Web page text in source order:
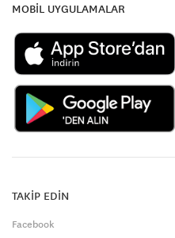
MOBİL UYGULAMALAR
TAKİP EDİN
Facebook